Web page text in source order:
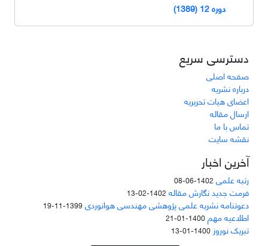
دوره 12 (1389)
دسترسی سریع
صفحه اصلی
درباره نشریه
اعضای هیات تحریریه
ارسال مقاله
تماس با ما
نقشه سایت
آخرین اخبار
رتبه علمی 1402-06-08
فرمت جدید نگارش مقاله 1402-02-13
دعوتنامه نشریه علمی پژوهشی مهندسی هوانوردی1399-11-19
اطلاعیه مهم1400-01-21
تبریک نوروز 1400-01-13